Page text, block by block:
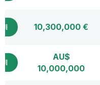
€ 10,300,000
AU$
10,000,000